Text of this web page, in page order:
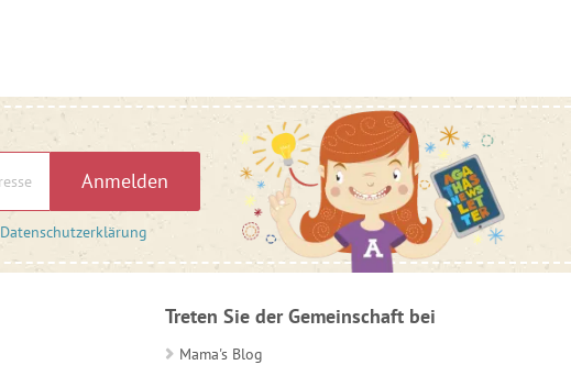
Anmelden
Datenschutzerklärung
Treten Sie der Gemeinschaft bei
Mama's Blog